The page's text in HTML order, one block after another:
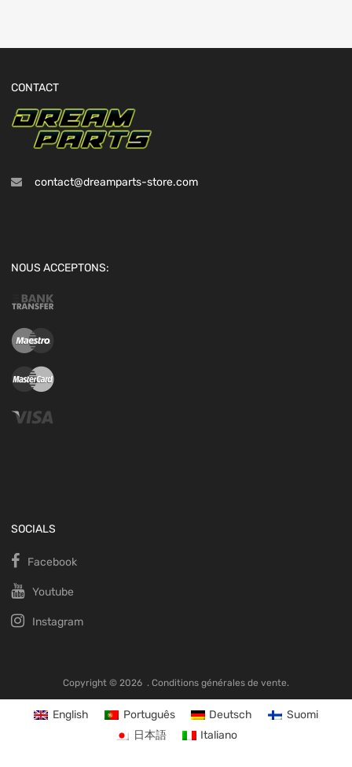
CONTACT
contact@dreamparts-store.com
NOUS ACCEPTONS:
SOCIALS
Facebook
Youtube
Instagram
Copyright © 2026 . Conditions générales de vente.
English Português Deutsch
Suomi
日本語
Italiano